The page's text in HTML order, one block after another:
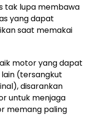
tak lupa membawa
yang dapat
saat memakai
motor yang dapat
(tersangkut
disarankan
untuk menjaga
memang paling